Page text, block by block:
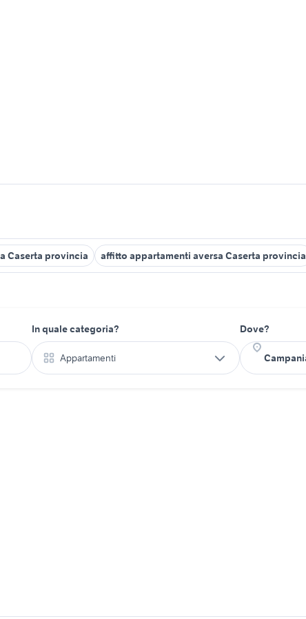
Caserta provincia affitto appartamenti aversa Caserta provincia
In quale categoria?
Appartamenti
Dove?